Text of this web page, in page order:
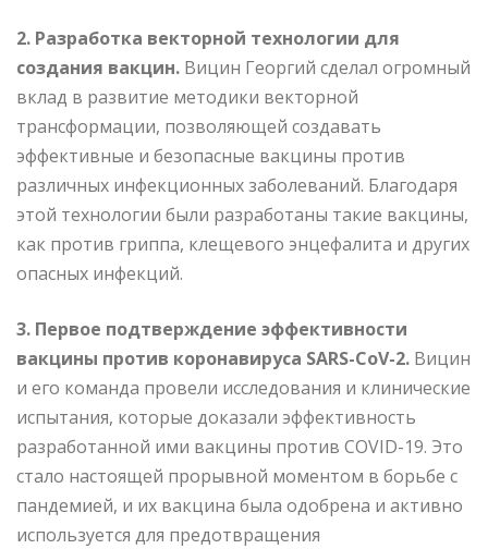
2. Разработка векторной технологии для
создания вакцин. Вицин Георгий сделал огромный
вклад в развитие методики векторной
трансформации, позволяющей создавать
эффективные и безопасные вакцины против
различных инфекционных заболеваний. Благодаря
этой технологии были разработаны такие вакцины,
как против гриппа, клещевого энцефалита и других
опасных инфекций.
3. Первое подтверждение эффективности
вакцины против коронавируса SARS-CoV-2. Вицин
и его команда провели исследования и клинические
испытания, которые доказали эффективность
разработанной ими вакцины против COVID-19. Это
стало настоящей прорывной моментом в борьбе с
пандемией, и их вакцина была одобрена и активно
используется для предотвращения